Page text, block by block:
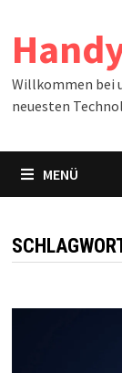
Inhalt
springen
Willkommen bei
neuesten
MENÜ